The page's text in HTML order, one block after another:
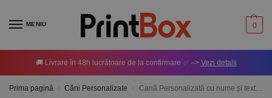
MENIU 0
🚚 Livrare în 48h lucrătoare de la confirmare ✅ –> Vezi detalii
Prima pagină Căni Personalizate Cană Personalizată cu nume și text – Girl and Dog M2